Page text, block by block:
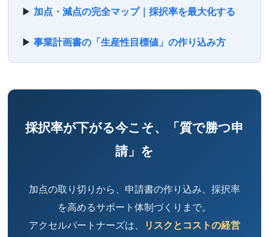
▶ 加点・減点の完全マップ｜採択率を最大化する
▶事業計画書の「生産性目標値」の作り込み方
採択率が下がる今こそ、「質で勝つ申
請」を
加点の取り切りから、申請書の作り込み、採択率
を高めるサポート体制づくりまで。
アクセルパートナーズは、
リスクとコストの経営